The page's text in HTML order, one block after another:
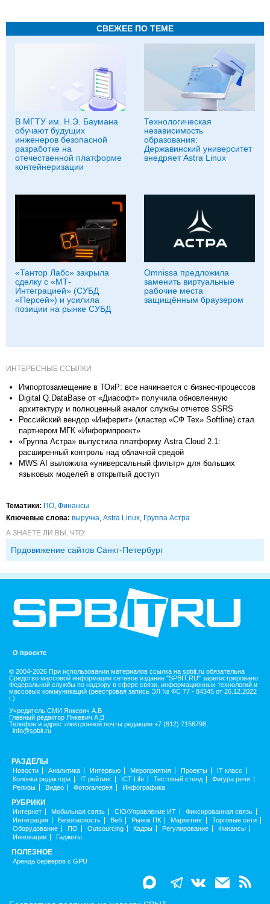
СВЕЖЕЕ ПО ТЕМЕ
В МГТУ им. Н.Э. Баумана
обучают будущих
инженеров безопасной
разработке на
отечественной платформе
контейнеризации
Технологическая
независимость
образования:
Державинский университет
внедряет Astra Linux
«Тантор Лабс» закрыла
сделку с «МТ-
Интеграцией» (СУБД
«Персей») и усилила
позиции на рынке СУБД
Omnissa предложила
заменить виртуальные
рабочие места
защищённым браузером
ИНТЕРЕСНЫЕ ССЫЛКИ
Импортозамещение в ТОиР: все начинается с бизнес-процессов
Digital Q.DataBase от «Диасофт» получила обновленную
архитектуру и полноценный аналог службы отчетов SSRS
Российский вендор «Инферит» (кластер «СФ Тех» Softline) стал
партнером МГК «Информпроект»
«Группа Астра» выпустила платформу Astra Cloud 2.1:
расширенный контроль над облачной средой
MWS AI выложила «универсальный фильтр» для больших
языковых моделей в открытый доступ
Тематики: ПО, Финансы
Ключевые слова: выручка, Astra Linux, Группа Астра
А ЗНАЕТЕ ЛИ ВЫ, ЧТО:
Прдовижение сайтов Санкт-Петербург
О проекте
© 2004-2026 При использовании материалов ссылка на spbit.ru обязательна
Средство массовой информации сетевое издание "SPBIT.RU" зарегистрировано
Федеральной службы по надзору в сфере связи, информационных технологий и
массовых коммуникаций (реестровая запись ЭЛ № ФС 77 - 84345 от 26.12.2022
г.).
Учредитель СМИ Янкевич А.В
Главный редактор Янкевич А.В
Телефон и адрес электронной почты редакции +7 (812) 7156798,
info@spbit.ru
РАЗДЕЛЫ
Новости Аналитика Интервью Мероприятия Проекты
IT класс
Колонка редактора
IT рейтинг ICT Life Тестовый стенд
Фигура речи
Релизы
Видео Фотогалерея Инфографика
РУБРИКИ
Интернет Мобильная связь CIO/Управление ИТ
Фиксированная связь
Интеграция
Безопасность Веб Рынок ПК Маркетинг
Торговые сети
Оборудование
ПО Outsourcing Кадры Регулирование
Финансы
Инновации
Гаджеты
ПОЛЕЗНОЕ
Аренда серверов с GPU